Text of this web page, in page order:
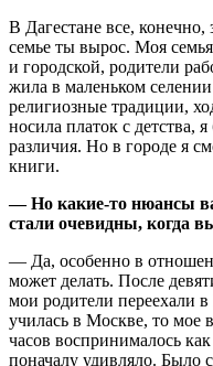
В Дагестане все, конечно,
семье ты вырос. Моя
и городской, родители
жила в маленьком
религиозные традиции,
носила платок с детства,
различия. Но в городе я
книги.
— Но какие-то нюансы
стали очевидны, когда
— Да, особенно в
может делать. После
мои родители переехали
училась в Москве, то мое
часов воспринималось
поначалу удивляло. Было